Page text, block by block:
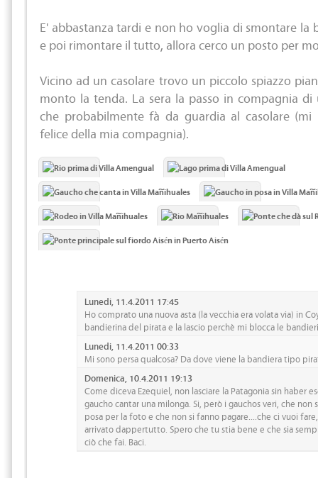
E' abbastanza tardi e non ho voglia di smontare la
e poi rimontare il tutto, allora cerco un posto per
Vicino ad un casolare trovo un piccolo spiazzo
monto la tenda. La sera la passo in compagnia
che probabilmente fà da guardia al casolare
felice della mia compagnia).
Lunedi, 11.4.2011 17:45
Ho comprato una nuova asta (la vecchia era volata via) in
bandierina del pirata e la lascio perchè mi blocca le
Lunedi, 11.4.2011 00:33
Mi sono persa qualcosa? Da dove viene la bandiera tipo
Domenica, 10.4.2011 19:13
Come diceva Ezequiel, non lasciare la Patagonia sin haber
gaucho cantar una milonga. Si, però i gauchos veri, che non
posa per la foto e che non si fanno pagare....che ci vuoi
arrivato dappertutto. Spero che tu stia bene e che sia
ciò che fai. Baci.